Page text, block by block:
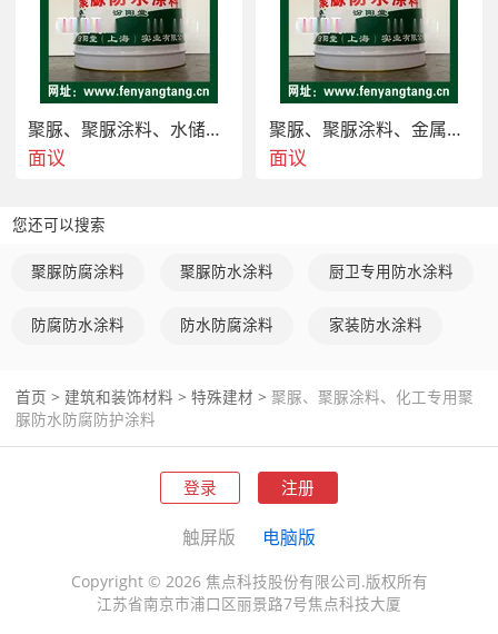
腐、贮槽、管道的内外壁涂装。也可用于非金属表面
以及湿热带条件使用的金属表面防腐。
适用于：工业循环水系统水池内
壁、水处理系统等的贮池、混凝土及金属池壁及管道
防腐,水泥底建筑物，铁路等地基，港口，码头，桥
聚脲、聚脲涂料、水储罐专用聚脲防水防腐防护涂料
面议
聚脲、聚脲涂料、金属表面专用聚脲防水防腐防护涂料
面议
您还可以搜索
聚脲防腐涂料 聚脲防水涂料 厨卫专用防水涂料
防腐防水涂料 防水防腐涂料 家装防水涂料
首页 > 建筑和装饰材料 > 特殊建材 > 聚脲、聚脲涂料、化工专用聚
脲防水防腐防护涂料
登录 注册
触屏版 电脑版
Copyright © 2026 焦点科技股份有限公司.版权所有
江苏省南京市浦口区丽景路7号焦点科技大厦